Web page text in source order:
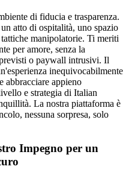
di fiducia e trasparenza.
atto di ospitalità, uno spazio
manipolatorie. Ti meriti
per amore, senza la
o paywall intrusivi. Il
inequivocabilmente
abbracciare appieno
e strategia di Italian
La nostra piattaforma è
nessuna sorpresa, solo
Impegno per un